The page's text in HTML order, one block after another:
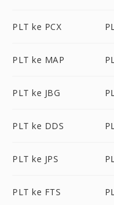
PLT ke PCX
PLT ke MAP
PLT ke JBG
PLT ke DDS
PLT ke JPS
PLT ke FTS